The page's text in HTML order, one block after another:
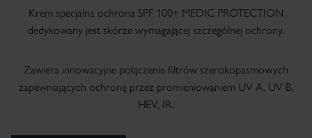
×
Krem specjalna ochrona SPF 100+ MEDIC PROTECTION
dedykowany jest skórze wymagającej szczególnej ochrony.
Zawiera innowacyjne połączenie filtrów szerokopasmowych
zapewniających ochronę przez promieniowaniem UV A, UV B,
HEV, IR.